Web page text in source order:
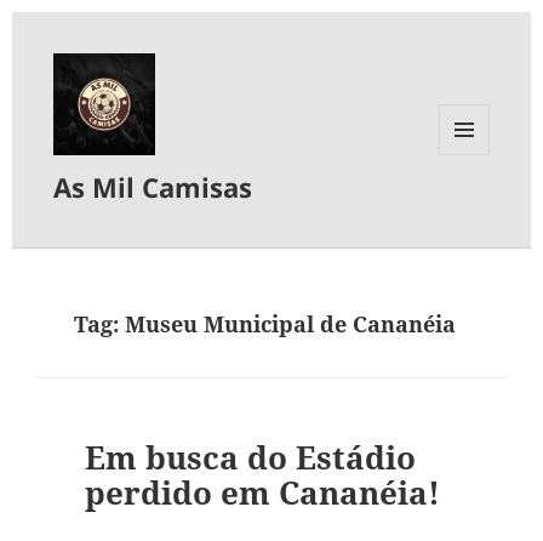
As Mil Camisas
Tag:Museu Municipal de Cananéia
Em busca do Estádio
perdido em Cananéia!